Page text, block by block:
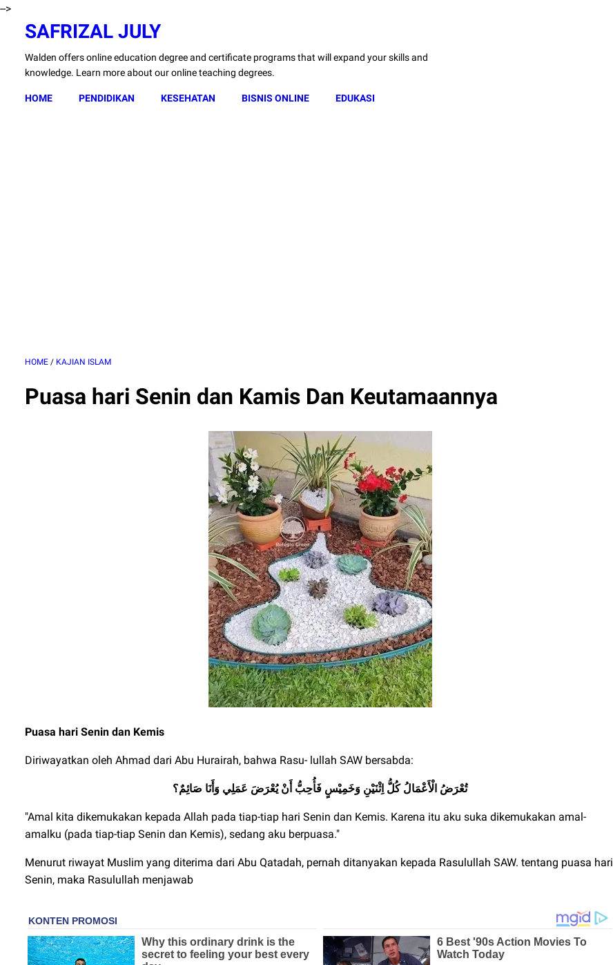
-->
SAFRIZAL JULY
Walden offers online education degree and certificate programs that will expand your skills and
knowledge. Learn more about our online teaching degrees.
HOME PENDIDIKAN KESEHATAN BISNIS ONLINE EDUKASI
HOME / KAJIAN ISLAM
Puasa hari Senin dan Kamis Dan Keutamaannya
Puasa hari Senin dan Kemis
Diriwayatkan oleh Ahmad dari Abu Hurairah, bahwa Rasu- lullah SAW bersabda:
تُعْرَضُ الْأَعْمَالُ كُلُّ اِثْنَيْنِ وَخَمِيْسٍ فَأُحِبُّ أَنْ يُعْرَضَ عَمَلِي وَأَنَا صَائِمٌ؟
"Amal kita dikemukakan kepada Allah pada tiap-tiap hari Senin dan Kemis. Karena itu aku suka dikemukakan amal-
amalku (pada tiap-tiap Senin dan Kemis), sedang aku berpuasa."
Menurut riwayat Muslim yang diterima dari Abu Qatadah, pernah ditanyakan kepada Rasulullah SAW. tentang puasa hari
Senin, maka Rasulullah menjawab